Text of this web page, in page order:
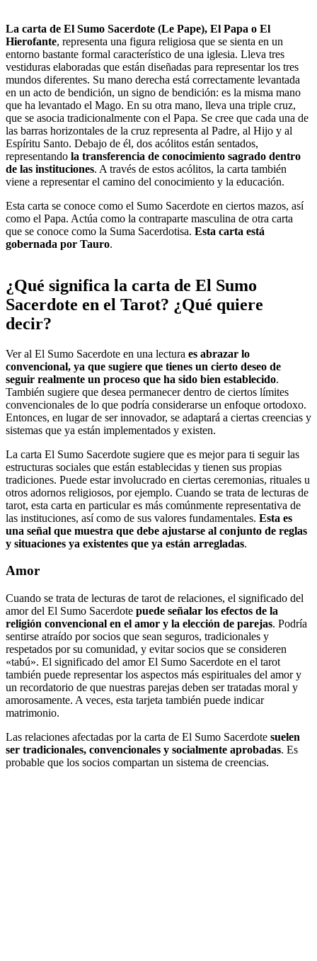
La carta de El Sumo Sacerdote (Le Pape), El Papa o El
Hierofante, representa una figura religiosa que se sienta en un
entorno bastante formal característico de una iglesia. Lleva tres
vestiduras elaboradas que están diseñadas para representar los tres
mundos diferentes. Su mano derecha está correctamente levantada
en un acto de bendición, un signo de bendición: es la misma mano
que ha levantado el Mago. En su otra mano, lleva una triple cruz,
que se asocia tradicionalmente con el Papa. Se cree que cada una de
las barras horizontales de la cruz representa al Padre, al Hijo y al
Espíritu Santo. Debajo de él, dos acólitos están sentados,
representando la transferencia de conocimiento sagrado dentro
de las instituciones. A través de estos acólitos, la carta también
viene a representar el camino del conocimiento y la educación.
Esta carta se conoce como el Sumo Sacerdote en ciertos mazos, así
como el Papa. Actúa como la contraparte masculina de otra carta
que se conoce como la Suma Sacerdotisa. Esta carta está
gobernada por Tauro.
¿Qué significa la carta de El Sumo
Sacerdote en el Tarot? ¿Qué quiere
decir?
Ver al El Sumo Sacerdote en una lectura es abrazar lo
convencional, ya que sugiere que tienes un cierto deseo de
seguir realmente un proceso que ha sido bien establecido.
También sugiere que desea permanecer dentro de ciertos límites
convencionales de lo que podría considerarse un enfoque ortodoxo.
Entonces, en lugar de ser innovador, se adaptará a ciertas creencias y
sistemas que ya están implementados y existen.
La carta El Sumo Sacerdote sugiere que es mejor para ti seguir las
estructuras sociales que están establecidas y tienen sus propias
tradiciones. Puede estar involucrado en ciertas ceremonias, rituales u
otros adornos religiosos, por ejemplo. Cuando se trata de lecturas de
tarot, esta carta en particular es más comúnmente representativa de
las instituciones, así como de sus valores fundamentales. Esta es
una señal que muestra que debe ajustarse al conjunto de reglas
y situaciones ya existentes que ya están arregladas.
Amor
Cuando se trata de lecturas de tarot de relaciones, el significado del
amor del El Sumo Sacerdote puede señalar los efectos de la
religión convencional en el amor y la elección de parejas. Podría
sentirse atraído por socios que sean seguros, tradicionales y
respetados por su comunidad, y evitar socios que se consideren
«tabú». El significado del amor El Sumo Sacerdote en el tarot
también puede representar los aspectos más espirituales del amor y
un recordatorio de que nuestras parejas deben ser tratadas moral y
amorosamente. A veces, esta tarjeta también puede indicar
matrimonio.
Las relaciones afectadas por la carta de El Sumo Sacerdote suelen
ser tradicionales, convencionales y socialmente aprobadas. Es
probable que los socios compartan un sistema de creencias.